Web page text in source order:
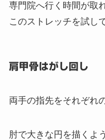
専門院へ行く時間が取
このストレッチを試し
肩甲骨はがし回し
両手の指先をそれぞれ
肘で大きな円を描くよ